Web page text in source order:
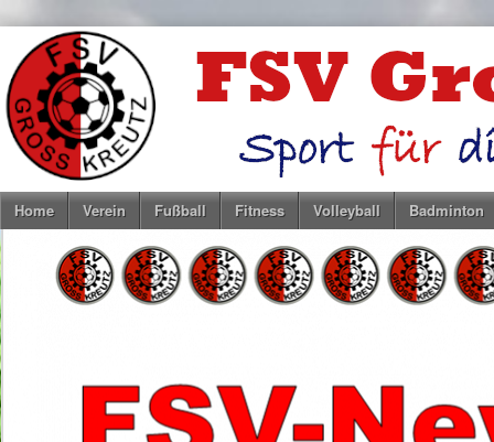
Home Verein Fußball Fitness Volleyball Badminton